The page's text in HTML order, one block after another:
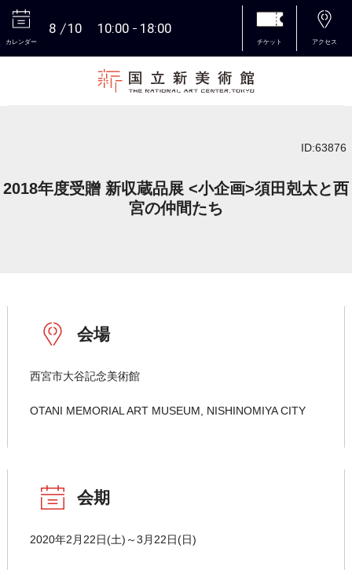
カレンダー
8 10 10:00 18:00
チケット アクセス
ID:63876
2018年度受贈 新収蔵品展 <小企画>須田剋太と西
宮の仲間たち
会場
西宮市大谷記念美術館
OTANI MEMORIAL ART MUSEUM, NISHINOMIYA CITY
会期
2020年2月22日(土)～3月22日(日)